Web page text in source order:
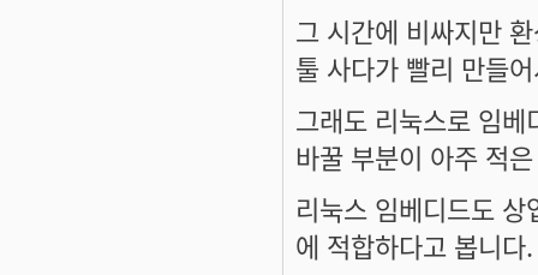
그 시간에 비싸지만
툴 사다가 빨리 만들
그래도 리눅스로 임
바꿀 부분이 아주 적
리눅스 임베디드도
에 적합하다고 봅니다.